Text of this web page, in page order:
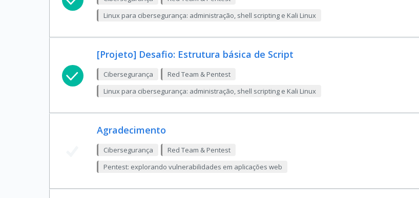
Linux para cibersegurança: administração, shell scripting e Kali Linux
[Projeto] Desafio: Estrutura básica de Script
Cibersegurança
Red Team & Pentest
Linux para cibersegurança: administração, shell scripting e Kali Linux
Agradecimento
Cibersegurança
Red Team & Pentest
Pentest: explorando vulnerabilidades em aplicações web